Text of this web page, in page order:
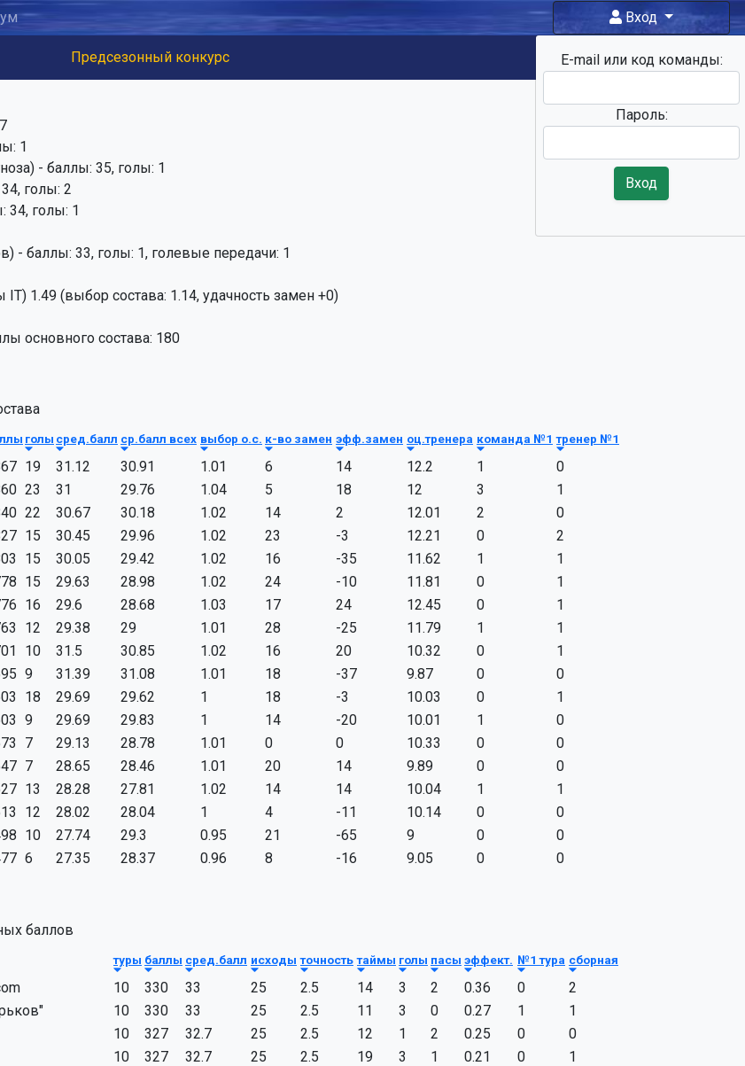
Вход
E-mail или код команды:
Пароль:
Вход
Предсезонный конкурс
1
- баллы: 35, голы: 1
голы: 2
34, голы: 1
- баллы: 33, голы: 1, голевые передачи: 1
IT) 1.49 (выбор состава: 1.14, удачность замен +0)
основного состава: 180
голы сред.балл ср.балл всех выбор о.с. к-во замен эфф.замен оц.тренера команда №1 тренер №1
19 31.12 30.91 1.01 6 14 12.2 1
0
23 31 29.76 1.04 5 18 12 3
1
22 30.67 30.18 1.02 14 2 12.01 2
0
15 30.45 29.96 1.02 23 -3 12.21 0
2
15 30.05 29.42 1.02 16 -35 11.62 1
1
15 29.63 28.98 1.02 24 -10 11.81 0
1
16 29.6 28.68 1.03 17 24 12.45 0
1
12 29.38 29 1.01 28 -25 11.79 1
1
10 31.5 30.85 1.02 16 20 10.32 0
1
9 31.39 31.08 1.01 18 -37 9.87 0
0
18 29.69 29.62 1 18 -3 10.03 0
1
9 29.69 29.83 1 14 -20 10.01 1
0
7 29.13 28.78 1.01 0 0 10.33 0
0
7 28.65 28.46 1.01 20 14 9.89 0
0
13 28.28 27.81 1.02 14 14 10.04 1
1
12 28.02 28.04 1 4 -11 10.14 0
0
10 27.74 29.3 0.95 21 -65 9 0
0
6 27.35 28.37 0.96 8 -16 9.05 0 0
баллов
туры баллы сред.балл исходы точность таймы голы пасы эффект. №1 тура сборная
10 330 33 25 2.5 14 3 2 0.36 0
2
10 330 33 25 2.5 11 3 0 0.27 1
1
10 327 32.7 25 2.5 12 1 2 0.25 0
0
10 327 32.7 25 2.5 19 3 1 0.21 0
1